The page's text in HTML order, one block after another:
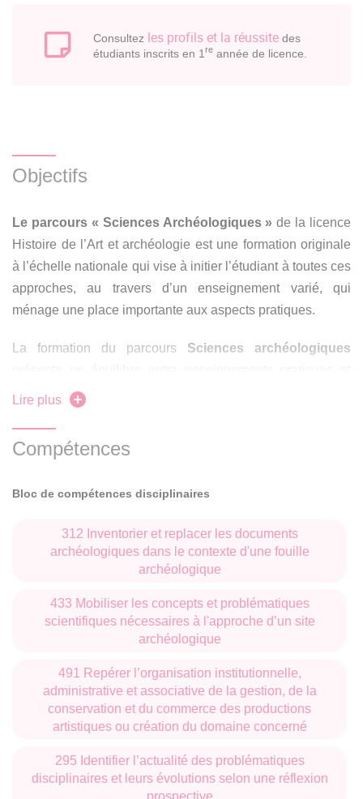
Consultez les profils et la réussite des
étudiants inscrits en 1 re année de licence.
Objectifs
Le parcours « Sciences Archéologiques » de la licence
Histoire de l’Art et archéologie est une formation originale
à l’échelle nationale qui vise à initier l’étudiant à toutes ces
approches, au travers d’un enseignement varié, qui
ménage une place importante aux aspects pratiques.
La formation du parcours Sciences archéologiques
cours théoriques.
Lire plus
Compétences
Bloc de compétences disciplinaires
312 Inventorier et replacer les documents
archéologiques dans le contexte d'une fouille
archéologique
433 Mobiliser les concepts et problématiques
scientifiques nécessaires à l'approche d’un site
archéologique
491 Repérer l’organisation institutionnelle,
administrative et associative de la gestion, de la
conservation et du commerce des productions
artistiques ou création du domaine concerné
295 Identifier l’actualité des problématiques
disciplinaires et leurs évolutions selon une réflexion
prospective